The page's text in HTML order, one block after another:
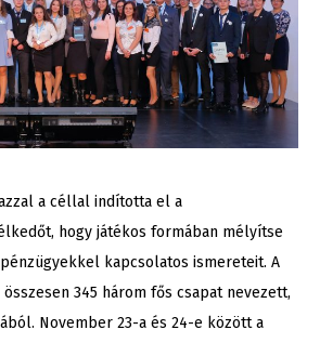
a céllal indította el a
hogy játékos formában mélyítse
kapcsolatos ismereteit. A
345 három fős csapat nevezett,
November 23-a és 24-e között a